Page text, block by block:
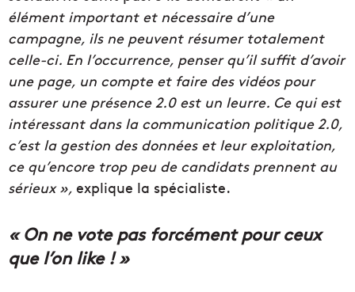
élément important et nécessaire d’une
campagne, ils ne peuvent résumer totalement
celle-ci. En l’occurrence, penser qu’il suffit d’avoir
une page, un compte et faire des vidéos pour
assurer une présence 2.0 est un leurre. Ce qui est
intéressant dans la communication politique 2.0,
c’est la gestion des données et leur exploitation,
ce qu’encore trop peu de candidats prennent au
sérieux », explique la spécialiste.
« On ne vote pas forcément pour ceux
que l’on like ! »